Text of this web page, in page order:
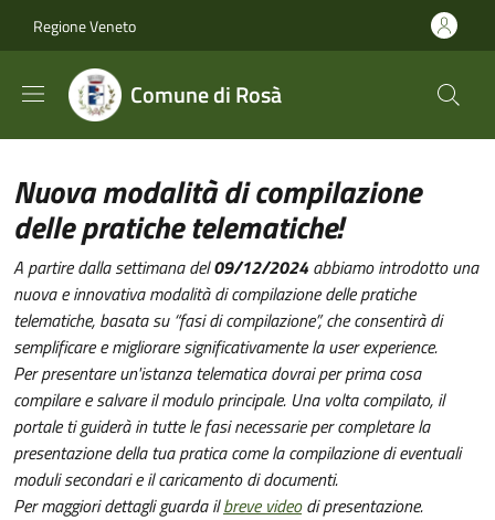
Regione Veneto
Comune di Rosà
Nuova modalità di compilazione
delle pratiche telematiche!
A partire dalla settimana del09/12/2024 abbiamo introdotto una
nuova e innovativa modalità di compilazione delle pratiche
telematiche, basata su “fasi di compilazione”, che consentirà di
semplificare e migliorare significativamente la user experience.
Per presentare un'istanza telematica dovrai per prima cosa
compilare e salvare il modulo principale. Una volta compilato, il
portale ti guiderà in tutte le fasi necessarie per completare la
presentazione della tua pratica come la compilazione di eventuali
moduli secondari e il caricamento di documenti.
Per maggiori dettagli guarda ilbreve videodi presentazione.